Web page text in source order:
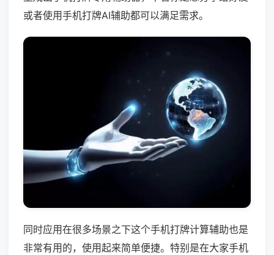
或者使用手机打牌AI辅助都可以满足需求。
同时应用在很多场景之下这个手机打牌计算辅助也是
非常有用的，使用起来简单便捷。特别是在大家手机